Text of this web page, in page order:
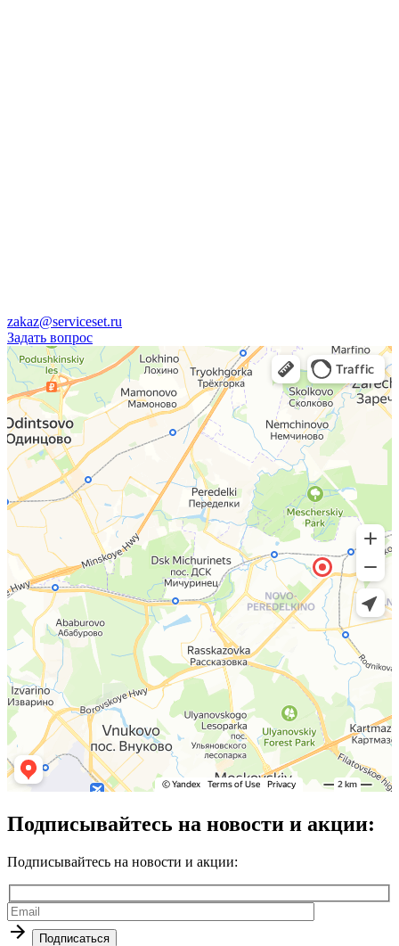
zakaz@serviceset.ru
Задать вопрос
Подписывайтесь на новости и акции:
Подписывайтесь на новости и акции: